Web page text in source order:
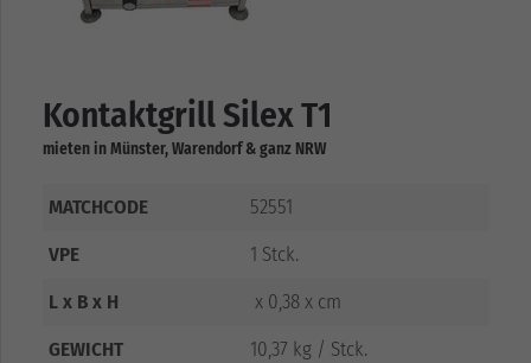
Kontaktgrill Silex T1
mieten in Münster, Warendorf & ganz NRW
MATCHCODE
52551
VPE
1 Stck.
L x B x H
x 0,38 x cm
GEWICHT
10,37 kg / Stck.